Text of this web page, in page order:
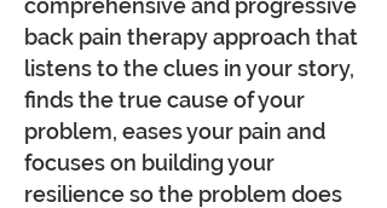
comprehensive and progressive
back pain therapy approach that
listens to the clues in your story,
finds the true cause of your
problem, eases your pain and
focuses on building your
resilience so the problem does